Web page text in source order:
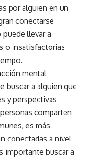
por alguien en un
conectarse
llevar a
o insatisfactorias
mental
buscar a alguien que
y perspectivas
comparten
es más
conectadas a nivel
importante buscar a